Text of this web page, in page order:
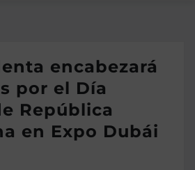
encabezará
por el Día
República
en Expo Dubái